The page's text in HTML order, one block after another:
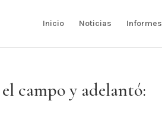
Inicio Noticias Informes
campo y adelantó: